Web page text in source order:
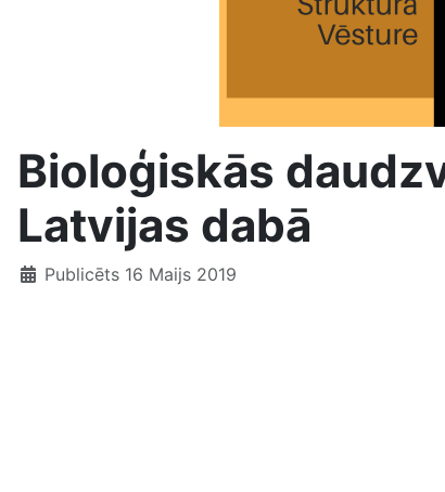
Bioloģiskās
Latvijas dabā
Publicēts 16 Maijs 2019